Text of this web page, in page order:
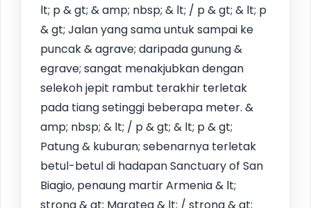
lt; p & gt; & amp; nbsp; & lt; / p & gt; & lt; p
& gt; Jalan yang sama untuk sampai ke
puncak & agrave; daripada gunung &
egrave; sangat menakjubkan dengan
selekoh jepit rambut terakhir terletak
pada tiang setinggi beberapa meter. &
amp; nbsp; & lt; / p & gt; & lt; p & gt;
Patung & kuburan; sebenarnya terletak
betul-betul di hadapan Sanctuary of San
Biagio, penaung martir Armenia & lt;